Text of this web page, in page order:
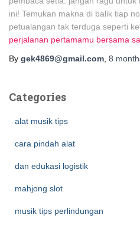
ini! Temukan makna di balik tiap
petualangan tak terduga seperti
perjalanan pertamamu bersama
By gek4869@gmail.com 8
Categories
alat musik tips
cara pindah alat
dan edukasi logistik
mahjong slot
musik tips perlindungan